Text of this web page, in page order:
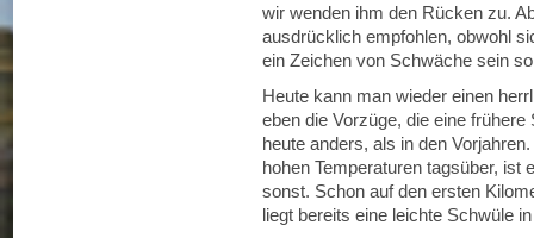
wir wenden ihm den Rücken zu.
ausdrücklich empfohlen, obwohl
ein Zeichen von Schwäche sein
Heute kann man wieder einen
eben die Vorzüge, die eine
heute anders, als in den
hohen Temperaturen tagsüber,
sonst. Schon auf den ersten
liegt bereits eine leichte Schwüle